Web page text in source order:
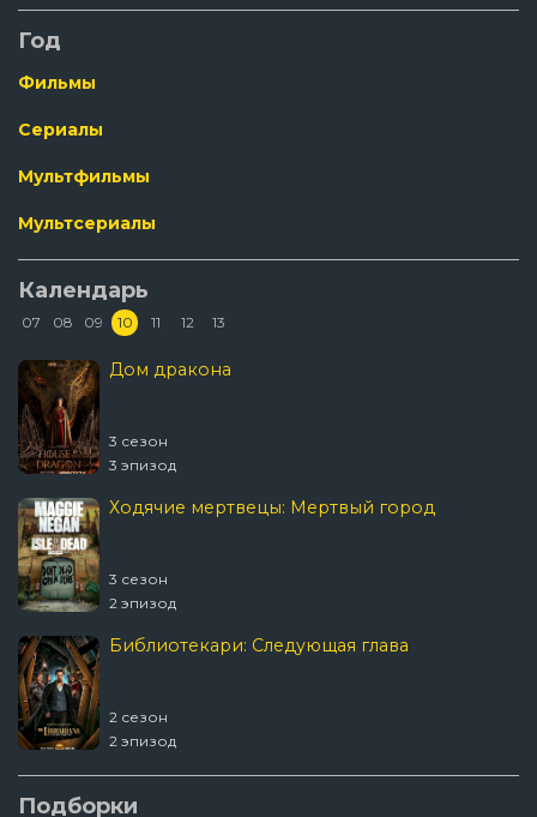
Год
Фильмы
Сериалы
Мультфильмы
Мультсериалы
Календарь
07 08 09 10 11 12 13
Дом дракона
3 сезон
3 эпизод
Ходячие мертвецы: Мертвый город
3 сезон
2 эпизод
Библиотекари: Следующая глава
2 сезон
2 эпизод
События прошедшей недели с Джоном
Оливером
Подборки